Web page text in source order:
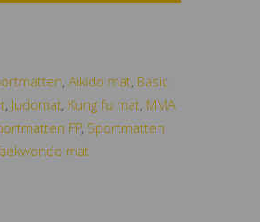
,Aikido mat, Basic
,Judomat, Kung fu mat, MMA
FP, Sportmatten
mat